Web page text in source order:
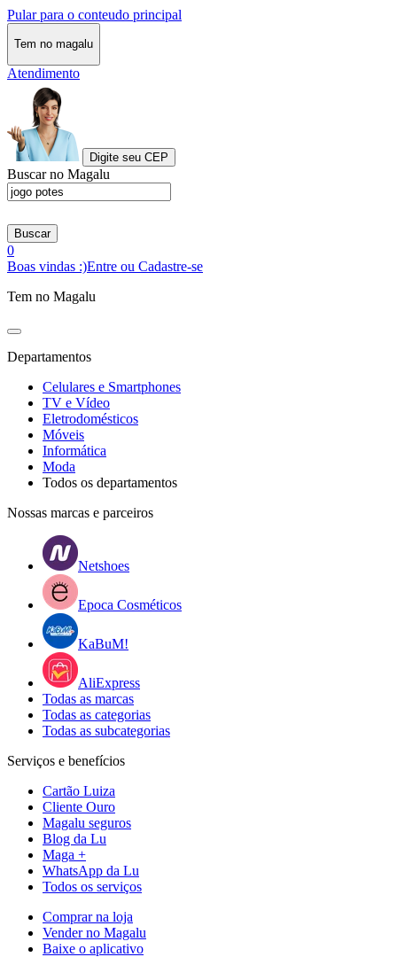
Pular para o conteudo principal
Tem no magalu
Atendimento
Digite seu CEP
Buscar no Magalu
Buscar
0
Boas vindas :)Entre ou Cadastre-se
Tem no Magalu
Departamentos
Celulares e Smartphones
TV e Vídeo
Eletrodomésticos
Móveis
Informática
Moda
Todos os departamentos
Nossas marcas e parceiros
Netshoes
Epoca Cosméticos
KaBuM!
AliExpress
Todas as marcas
Todas as categorias
Todas as subcategorias
Serviços e benefícios
Cartão Luiza
Cliente Ouro
Magalu seguros
Blog da Lu
Maga +
WhatsApp da Lu
Todos os serviços
Comprar na loja
Vender no Magalu
Baixe o aplicativo